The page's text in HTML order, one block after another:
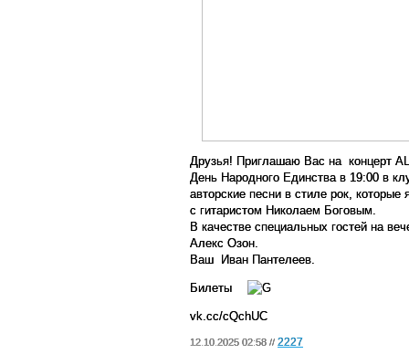
Друзья! Приглашаю Вас на концерт
День Народного Единства в 19:00 в
авторские песни в стиле рок,
с гитаристом Николаем Боговым.
В качестве специальных гостей на
Алекс Озон.
Ваш
Иван Пантелеев.
Билеты
vk.cc/cQchUC
12.10.2025 02:58 // 2227